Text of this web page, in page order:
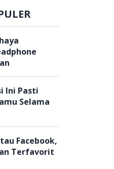
Ini Pasti
Selama
Facebook,
Terfavorit